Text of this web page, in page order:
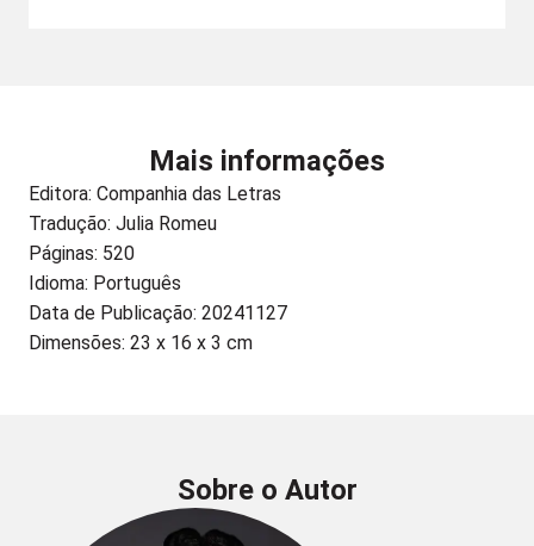
Mais informações
Editora: Companhia das Letras
Tradução: Julia Romeu
Páginas: 520
Idioma: Português
Data de Publicação: 20241127
Dimensões: 23 x 16 x 3 cm
Sobre o Autor